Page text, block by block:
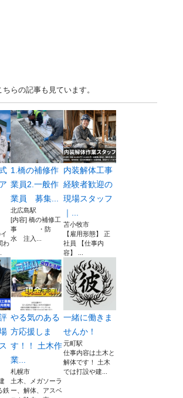
らの記事も見ています。
わ
1.橋の補修作
業員2.一般作
業員 募集...
北広島駅
[内容] 橋の補修工
事 ・防
水 注入...
内装解体工事
経験者歓迎の
現場スタッフ
｜...
苫小牧市
【雇用形態】 正
社員 【仕事内
容】 ...
鉄
やる気のある
方応援しま
す！！ 土木作
業...
札幌市
土木、メガソーラ
ー、解体、アスベ
一緒に働きま
せんか！
元町駅
仕事内容は土木と
解体です！ 土木
では打設や建...